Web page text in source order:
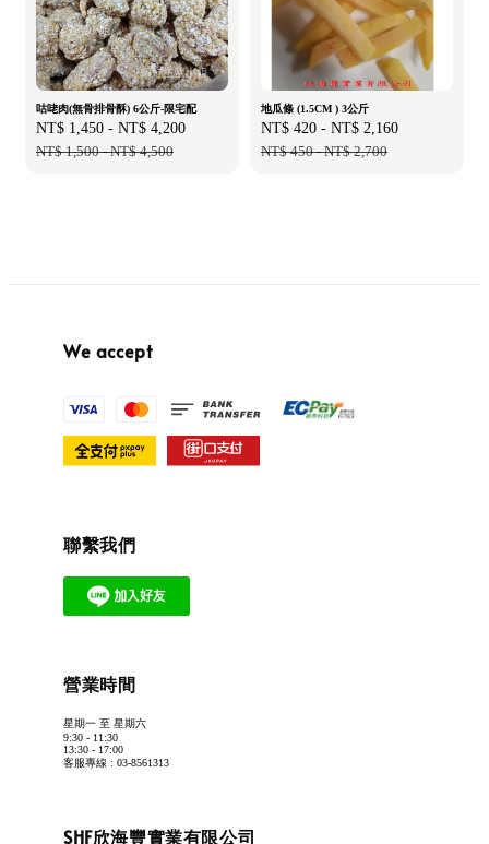
咕咾肉(無骨排骨酥) 6公斤-限宅配
Sale
price
NT$ 1,450 - NT$ 4,200
NT$ 1,500-NT$ 4,500
地瓜條 (1.5CM ) 3公斤
Sale
price
NT$ 420 - NT$ 2,160
NT$ 450-NT$ 2,700
We accept
聯繫我們
營業時間
星期一 至 星期六
9:30 - 11:30
13:30 - 17:00
客服專線 : 03-8561313
SHF欣海豐實業有限公司